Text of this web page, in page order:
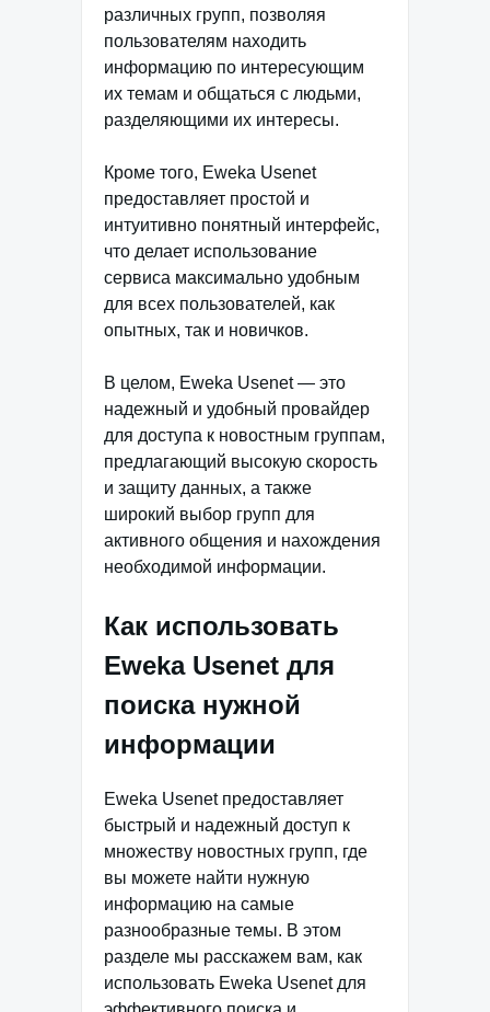
различных групп, позволяя
пользователям находить
информацию по интересующим
их темам и общаться с людьми,
разделяющими их интересы.
Кроме того, Eweka Usenet
предоставляет простой и
интуитивно понятный интерфейс,
что делает использование
сервиса максимально удобным
для всех пользователей, как
опытных, так и новичков.
В целом, Eweka Usenet — это
надежный и удобный провайдер
для доступа к новостным группам,
предлагающий высокую скорость
и защиту данных, а также
широкий выбор групп для
активного общения и нахождения
необходимой информации.
Как использовать
Eweka Usenet для
поиска нужной
информации
Eweka Usenet предоставляет
быстрый и надежный доступ к
множеству новостных групп, где
вы можете найти нужную
информацию на самые
разнообразные темы. В этом
разделе мы расскажем вам, как
использовать Eweka Usenet для